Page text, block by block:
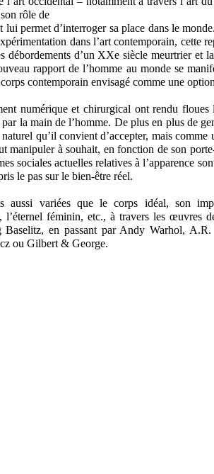
rôle de
lui permet d’interroger sa place dans le
dans l’art contemporain, cette
débordements d’un XXe siècle meurtrier et
rapport de l’homme au monde se
contemporain envisagé comme une
numérique et chirurgical ont rendu floues
la main de l’homme. De plus en plus de
qu’il convient d’accepter, mais comme
manipuler à souhait, en fonction de son
sociales actuelles relatives à l’apparence
le pas sur le bien-être réel.
aussi variées que le corps idéal, son
l’éternel féminin, etc., à travers les œuvres
Baselitz, en passant par Andy Warhol,
ou Gilbert & George.